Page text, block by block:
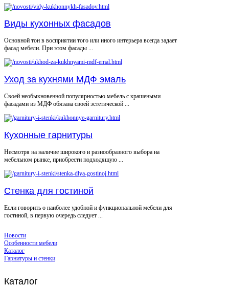
Виды кухонных фасадов
Основной тон в восприятии того или иного интерьера всегда задает
фасад мебели. При этом фасады ...
Уход за кухнями МДФ эмаль
Своей необыкновенной популярностью мебель с крашеными
фасадами из МДФ обязана своей эстетической ...
Кухонные гарнитуры
Несмотря на наличие широкого и разнообразного выбора на
мебельном рынке, приобрести подходящую ...
Стенка для гостиной
Если говорить о наиболее удобной и функциональной мебели для
гостиной, в первую очередь следует ...
Новости
Особенности мебели
Каталог
Гарнитуры и стенки
Каталог